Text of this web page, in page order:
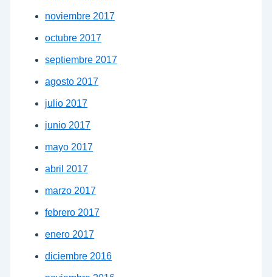
noviembre 2017
octubre 2017
septiembre 2017
agosto 2017
julio 2017
junio 2017
mayo 2017
abril 2017
marzo 2017
febrero 2017
enero 2017
diciembre 2016